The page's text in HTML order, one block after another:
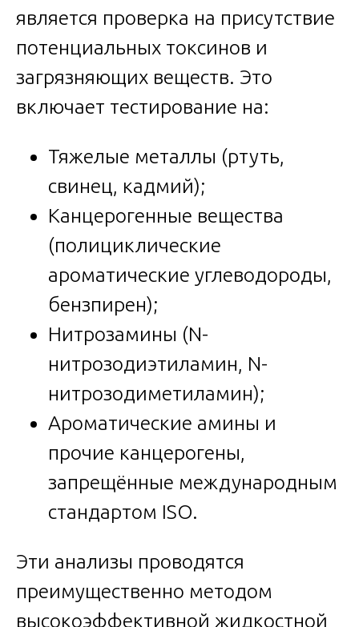
является проверка на присутствие
потенциальных токсинов и
загрязняющих веществ. Это
включает тестирование на:
Тяжелые металлы (ртуть,
свинец, кадмий);
Канцерогенные вещества
(полициклические
ароматические углеводороды,
бензпирен);
Нитрозамины (N-
нитрозодиэтиламин, N-
нитрозодиметиламин);
Ароматические амины и
прочие канцерогены,
запрещённые международным
стандартом ISO.
Эти анализы проводятся
преимущественно методом
высокоэффективной жидкостной